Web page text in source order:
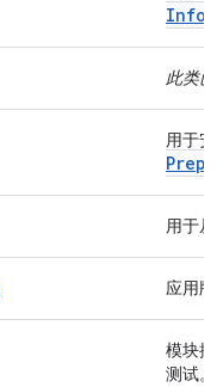
Info
此类已
用于安
用于从
应用版
模块控
测试。